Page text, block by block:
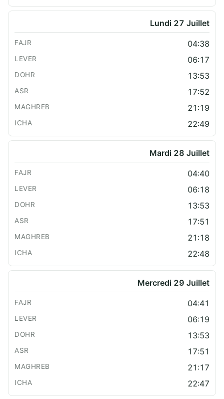
Lundi 27 Juillet
04:38
06:17
13:53
17:52
21:19
22:49
Mardi 28 Juillet
04:40
06:18
13:53
17:51
21:18
22:48
Mercredi 29 Juillet
04:41
06:19
13:53
17:51
21:17
22:47